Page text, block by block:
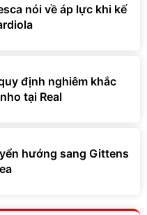
nói về áp lực khi kế
định nghiêm khắc
tại Real
hướng sang Gittens